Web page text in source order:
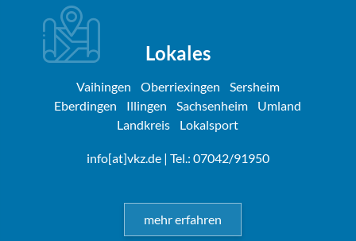
Lokales
Vaihingen Oberriexingen
Sersheim
Eberdingen
Illingen Sachsenheim
Umland
Landkreis
Lokalsport
info[at]vkz.de| Tel.: 07042/91950
mehr erfahren